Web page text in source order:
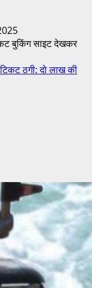
बुकिंग साइट देखकर
ठगी: दो लाख की